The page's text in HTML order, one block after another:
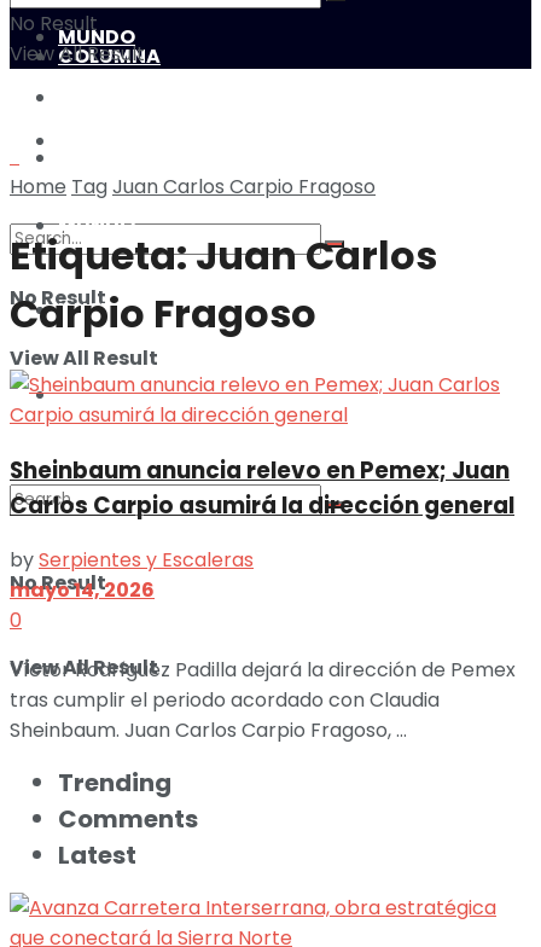
MUNDO
No Result
View All Result
COLUMNA
MUNDO
ILUSTRACIONES
DEPORTES
No Result
View All Result
No Result
View All Result
Home TagJuan Carlos Carpio Fragoso
Etiqueta:Juan Carlos
Carpio Fragoso
Sheinbaum anuncia relevo en Pemex; Juan
Carlos Carpio asumirá la dirección general
bySerpientes y Escaleras
mayo 14, 2026
0
Víctor Rodríguez Padilla dejará la dirección de Pemex
tras cumplir el periodo acordado con Claudia
Sheinbaum. Juan Carlos Carpio Fragoso, ...
Trending
Comments
Latest